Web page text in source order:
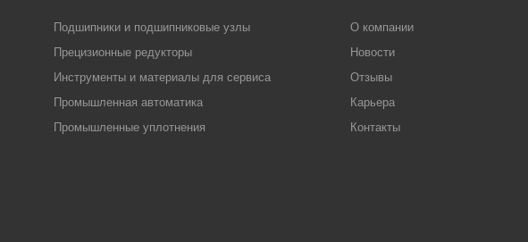
Подшипники и подшипниковые узлы
Прецизионные редукторы
Инструменты и материалы для сервиса
Промышленная автоматика
Промышленные уплотнения
О компании
Новости
Отзывы
Карьера
Контакты